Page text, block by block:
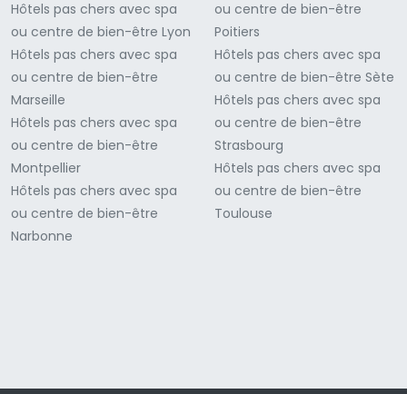
Hôtels pas chers avec spa
ou centre de bien-être Lyon
Hôtels pas chers avec spa
ou centre de bien-être
Marseille
Hôtels pas chers avec spa
ou centre de bien-être
Montpellier
Hôtels pas chers avec spa
ou centre de bien-être
Narbonne
ou centre de bien-être
Poitiers
Hôtels pas chers avec spa
ou centre de bien-être Sète
Hôtels pas chers avec spa
ou centre de bien-être
Strasbourg
Hôtels pas chers avec spa
ou centre de bien-être
Toulouse